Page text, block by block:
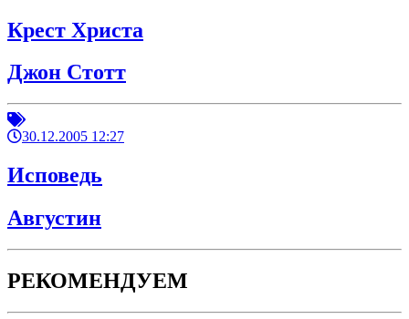
Крест Христа
Джон Стотт
30.12.2005 12:27
Исповедь
Августин
РЕКОМЕНДУЕМ